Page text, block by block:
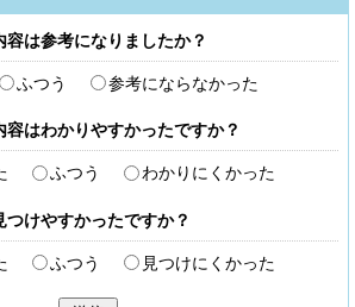
は参考になりましたか？
ふつう 参考にならなかった
はわかりやすかったですか？
ふつう わかりにくかった
けやすかったですか？
ふつう 見つけにくかった